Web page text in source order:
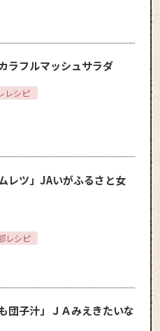
ラフルマッシュサラダ
レシピ
レツ」JAいがふるさと女
レシピ
団子汁」ＪＡみえきたいな